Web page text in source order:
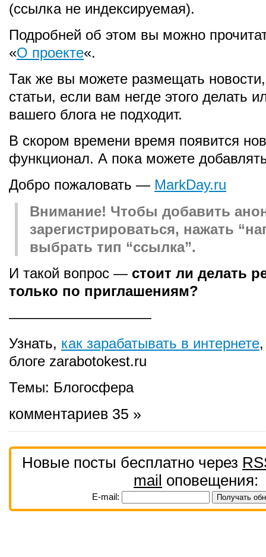
(ссылка не индексируемая).
Подробней об этом вы можно
«О проекте«.
Так же вы можете размещать
статьи, если вам негде этого делать
вашего блога не подходит.
В скором времени время появится
функционал. А пока можете
Добро пожаловать — MarkDay.ru
Внимание! Чтобы добавить
зарегистрироваться, нажать
выбрать тип “ссылка”.
И такой вопрос — стоит ли делать
только по приглашениям?
——————————
Узнать, как зарабатывать в интернете
блоге zarabotokest.ru
Темы: Блогосфера
комментариев 35 »
Новые посты бесплатно через
mail оповещения:
E-mail: